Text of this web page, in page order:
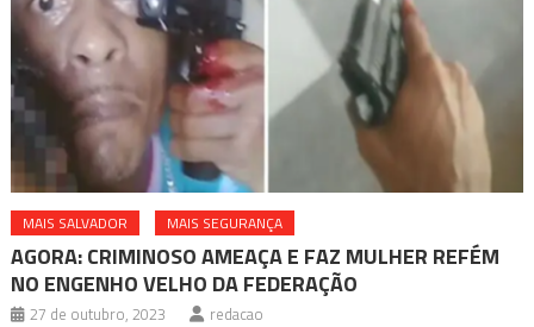
MAIS SALVADOR MAIS SEGURANÇA
AGORA: CRIMINOSO AMEAÇA E FAZ MULHER REFÉM
NO ENGENHO VELHO DA FEDERAÇÃO
27 de outubro, 2023 redacao